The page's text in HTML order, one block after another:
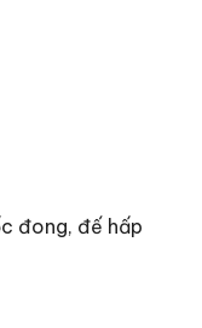
đong, đế hấp